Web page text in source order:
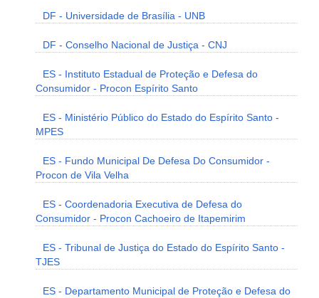
DF - Universidade de Brasília - UNB
DF - Conselho Nacional de Justiça - CNJ
ES - Instituto Estadual de Proteção e Defesa do
Consumidor - Procon Espírito Santo
ES - Ministério Público do Estado do Espírito Santo -
MPES
ES - Fundo Municipal De Defesa Do Consumidor -
Procon de Vila Velha
ES - Coordenadoria Executiva de Defesa do
Consumidor - Procon Cachoeiro de Itapemirim
ES - Tribunal de Justiça do Estado do Espírito Santo -
TJES
ES - Departamento Municipal de Proteção e Defesa do